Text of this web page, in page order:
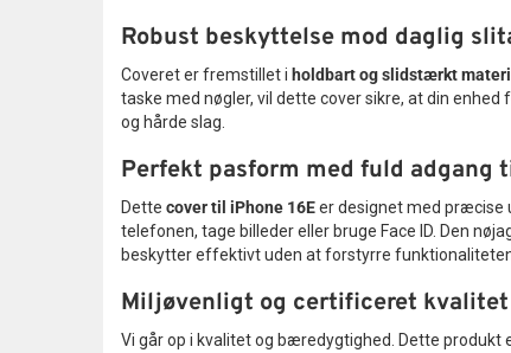
Robust beskyttelse mod daglig
Coveret er fremstillet i holdbart og slidstærkt
taske med nøgler, vil dette cover sikre, at din
og hårde slag.
Perfekt pasform med fuld adgang
Dette cover til iPhone 16Eer designet med præcise
telefonen, tage billeder eller bruge Face ID. Den
beskytter effektivt uden at forstyrre
Miljøvenligt og certificeret kvalitet
Vi går op i kvalitet og bæredygtighed. Dette